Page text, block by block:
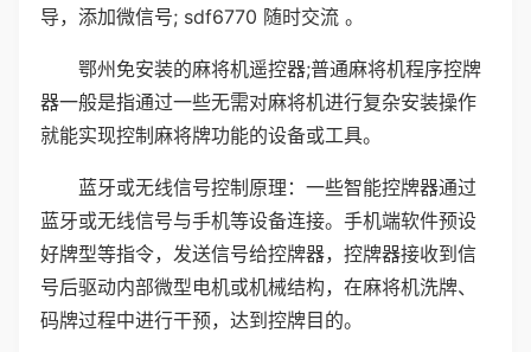
导，添加微信号; sdf6770 随时交流 。
鄂州免安装的麻将机遥控器;普通麻将机程序控牌
器一般是指通过一些无需对麻将机进行复杂安装操作
就能实现控制麻将牌功能的设备或工具。
蓝牙或无线信号控制原理：一些智能控牌器通过
蓝牙或无线信号与手机等设备连接。手机端软件预设
好牌型等指令，发送信号给控牌器，控牌器接收到信
号后驱动内部微型电机或机械结构，在麻将机洗牌、
码牌过程中进行干预，达到控牌目的。